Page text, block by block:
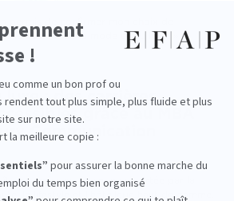
permis de confirmer mon choix de
le secteur de la mode et du luxe. »
luxe : des carrières
grâce au MBA
Communication
une croissance continue, portée par la
le lifestyle et l’hôtellerie haut de gamme.